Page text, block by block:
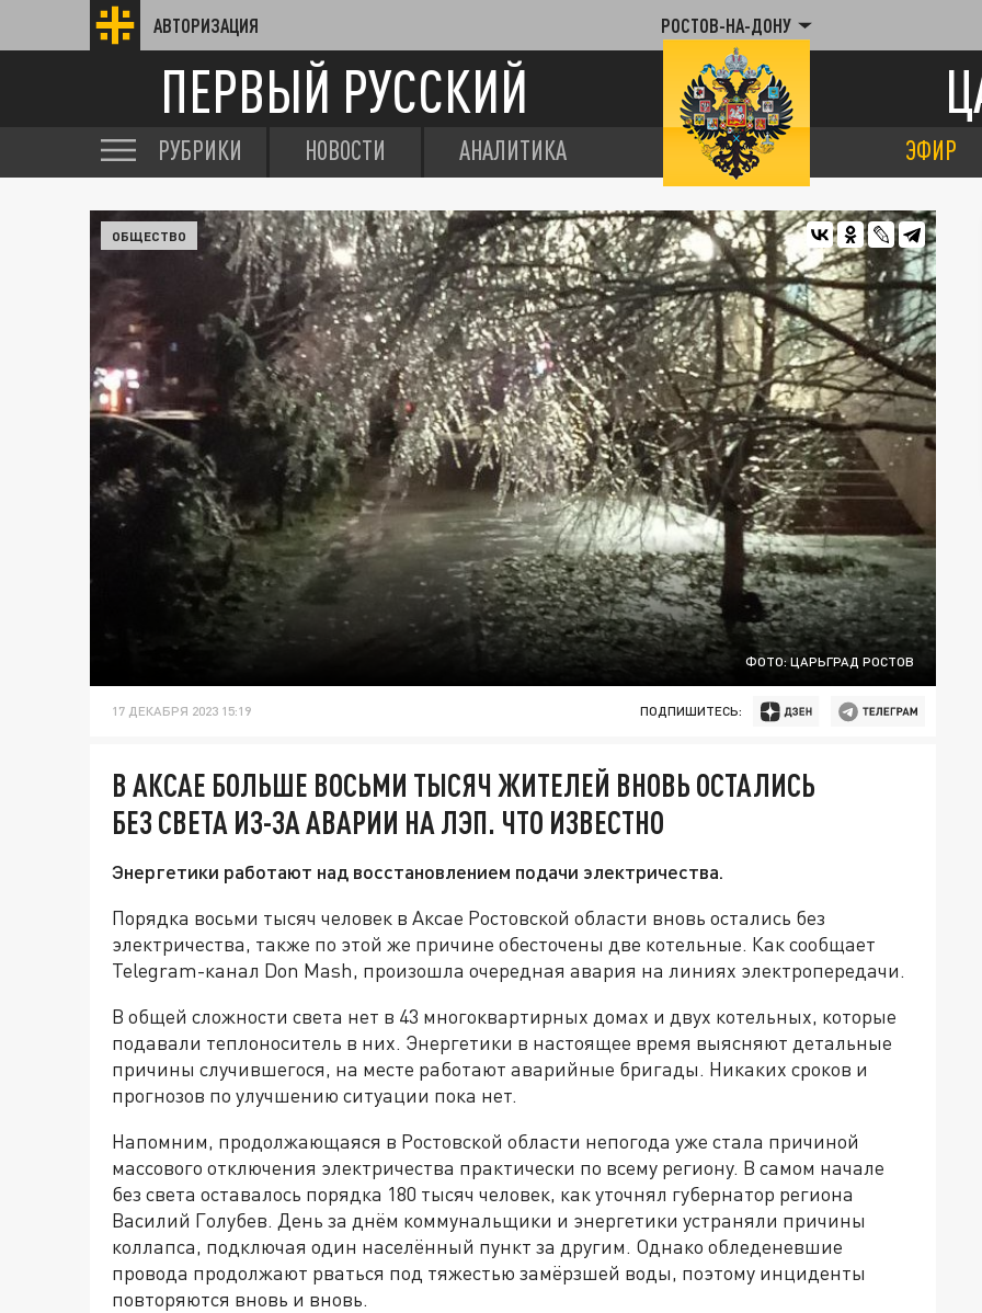
АВТОРИЗАЦИЯ РОСТОВ-НА-ДОНУ
ПЕРВЫЙ РУССКИЙ
РУБРИКИ НОВОСТИ АНАЛИТИКА ЭФИР
ФОТО: ЦАРЬГРАД РОСТОВ
ОБЩЕСТВО
17 ДЕКАБРЯ 2023 15:19 ПОДПИШИТЕСЬ:
В АКСАЕ БОЛЬШЕ ВОСЬМИ ТЫСЯЧ ЖИТЕЛЕЙ ВНОВЬ ОСТАЛИСЬ
БЕЗ СВЕТА ИЗ-ЗА АВАРИИ НА ЛЭП. ЧТО ИЗВЕСТНО
Энергетики работают над восстановлением подачи электричества.
Порядка восьми тысяч человек в Аксае Ростовской области вновь остались без
электричества, также по этой же причине обесточены две котельные. Как сообщает
Telegram-канал Don Mash, произошла очередная авария на линиях электропередачи.
В общей сложности света нет в 43 многоквартирных домах и двух котельных, которые
подавали теплоноситель в них. Энергетики в настоящее время выясняют детальные
причины случившегося, на месте работают аварийные бригады. Никаких сроков и
прогнозов по улучшению ситуации пока нет.
Напомним, продолжающаяся в Ростовской области непогода уже стала причиной
массового отключения электричества практически по всему региону. В самом начале
без света оставалось порядка 180 тысяч человек, как уточнял губернатор региона
Василий Голубев. День за днём коммунальщики и энергетики устраняли причины
коллапса, подключая один населённый пункт за другим. Однако обледеневшие
провода продолжают рваться под тяжестью замёрзшей воды, поэтому инциденты
повторяются вновь и вновь.